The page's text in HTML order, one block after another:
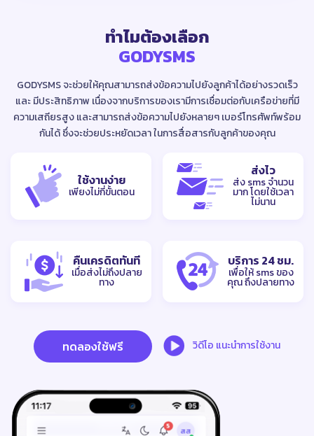
ทำไมต้องเลือก
GODYSMS
GODYSMS จะช่วยให้คุณสามารถส่งข้อความไปยังลูกค้าได้อย่างรวดเร็ว
และมีประสิทธิภาพ เนื่องจากบริการของเรามีการเชื่อมต่อกับเครือข่ายที่มี
ความเสถียรสูงและสามารถส่งข้อความไปยังหลายๆ เบอร์โทรศัพท์พร้อม
กันได้ ซึ่งจะช่วยประหยัดเวลาในการสื่อสารกับลูกค้าของคุณ
ใช้งานง่าย
เพียงไม่กี่ขั้นตอน
ส่งไว
ส่ง sms จำนวน
มาก โดยใช้เวลา
ไม่นาน
คืนเครดิตทันที
เมื่อส่งไม่ถึงปลาย
ทาง
บริการ 24 ชม.
เพื่อให้ sms ของ
คุณ ถึงปลายทาง
ทดลองใช้ฟรี วิดีโอ แนะนำการใช้งาน